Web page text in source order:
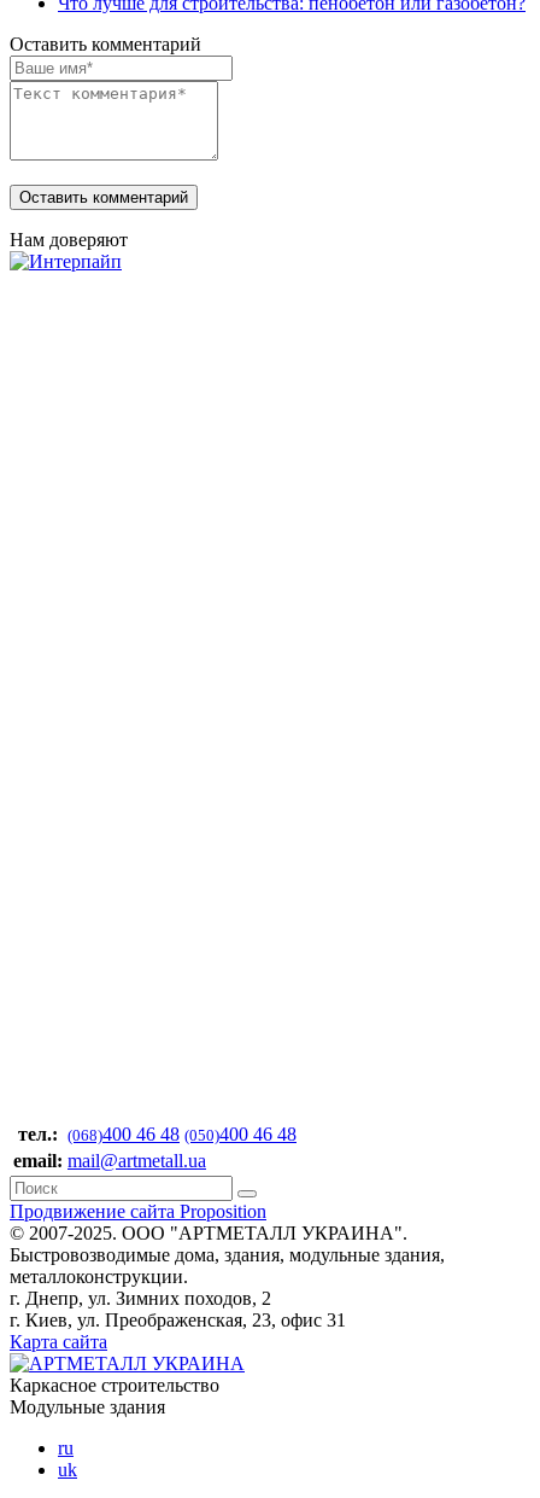
Оставить комментарий
Нам доверяют
тел.: (068)400 46 48 (050)400 46 48
email: mail@artmetall.ua
Продвижение сайта Proposition
© 2007-2025. ООО "AРТМЕТАЛЛ УКРАИНА".
Быстровозводимые дома, здания, модульные здания,
металлоконструкции.
г. Днепр, ул. Зимних походов, 2
г. Киев, ул. Преображенская, 23, офис 31
Карта сайта
Каркасное строительство
Модульные здания
ru
uk